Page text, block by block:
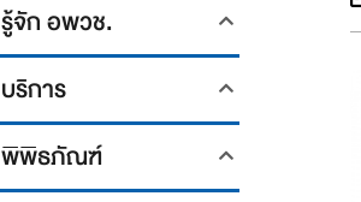
รู้จัก อพวช.
บริการ
พิพิธภัณฑ์